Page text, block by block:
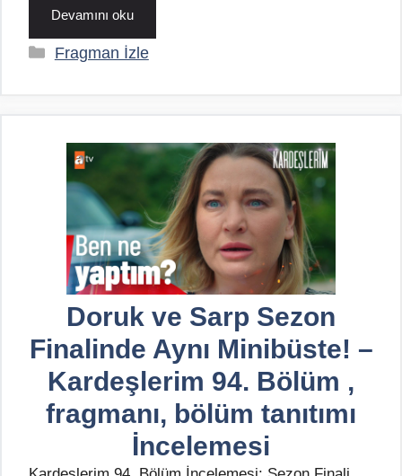
Devamını oku
Kategoriler
Fragman İzle
Doruk ve Sarp Sezon
Finalinde Aynı Minibüste! –
Kardeşlerim 94. Bölüm ,
fragmanı, bölüm tanıtımı
İncelemesi